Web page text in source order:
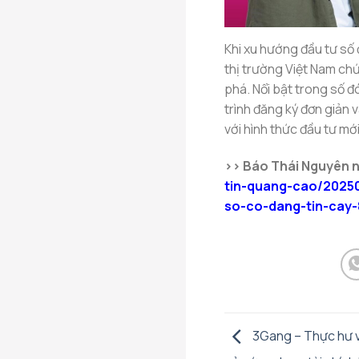
Khi xu hướng đầu tư
thị trường Việt Nam
phá. Nổi bật trong số
trình đăng ký đơn giản
với hình thức đầu tư
>> Báo Thái Nguyên
tin-quang-cao/
so-co-dang-tin-cay-
3Gang – Thực hư